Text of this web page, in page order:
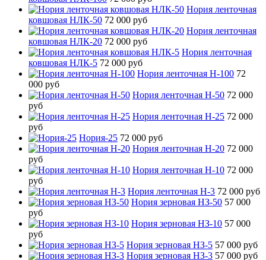
Нория ленточная
ковшовая НЛК-50 72 000 руб
Нория ленточная
ковшовая НЛК-20 72 000 руб
Нория ленточная
ковшовая НЛК-5 72 000 руб
Нория ленточная Н-100 72
000 руб
Нория ленточная Н-50 72 000
руб
Нория ленточная Н-25 72 000
руб
Нория-25 72 000 руб
Нория ленточная Н-20 72 000
руб
Нория ленточная Н-10 72 000
руб
Нория ленточная Н-3 72 000 руб
Нория зерновая НЗ-50 57 000
руб
Нория зерновая НЗ-10 57 000
руб
Нория зерновая НЗ-5 57 000 руб
Нория зерновая НЗ-3 57 000 руб